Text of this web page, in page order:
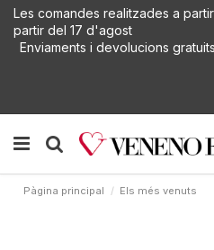
Les comandes realitzades a
partir del 17 d'agost
Enviaments i devolucions
Pàgina principal Els més venuts